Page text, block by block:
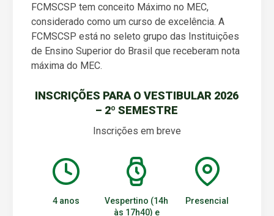
FCMSCSP tem conceito Máximo no MEC,
considerado como um curso de excelência. A
FCMSCSP está no seleto grupo das Instituições
de Ensino Superior do Brasil que receberam nota
máxima do MEC.
INSCRIÇÕES PARA O VESTIBULAR 2026
– 2º SEMESTRE
Inscrições em breve
4 anos
Vespertino (14h
às 17h40) e
Presencial